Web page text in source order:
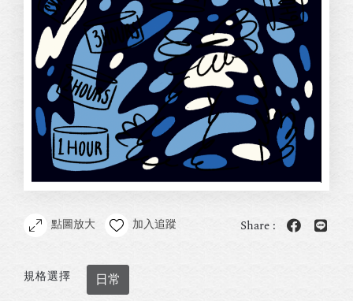
點圖放大 加入追蹤 Share :
規格選擇 日常